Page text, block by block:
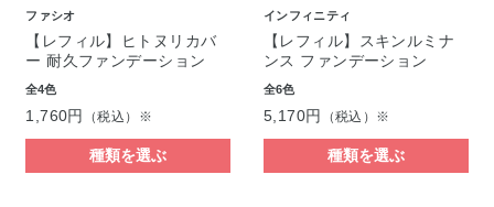
ファシオ
【レフィル】ヒトヌリカバ
ー 耐久ファンデーション
全4色
1,760円 （税込）※
種類を選ぶ
インフィニティ
【レフィル】スキンルミナ
ンス ファンデーション
全6色
5,170円 （税込）※
種類を選ぶ